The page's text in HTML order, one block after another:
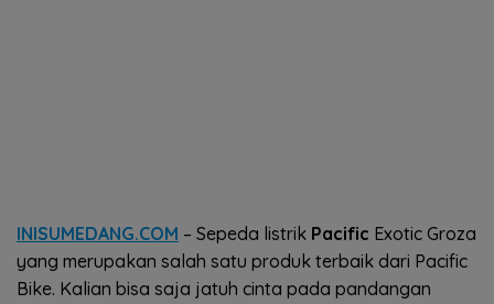
INISUMEDANG.COM – Sepeda listrik Pacific Exotic Groza
yang merupakan salah satu produk terbaik dari Pacific
Bike. Kalian bisa saja jatuh cinta pada pandangan